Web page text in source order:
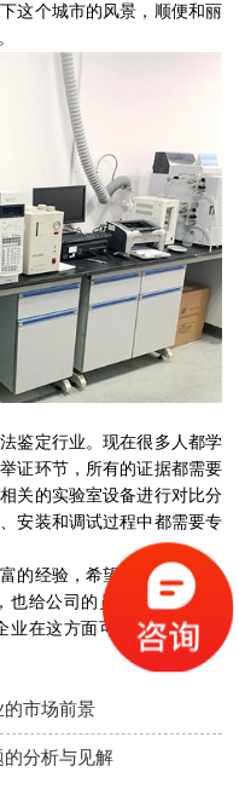
这个城市的风景，顺便和丽
鉴定行业。现在很多人都学
证环节，所有的证据都需要
关的实验室设备进行对比分
安装和调试过程中都需要专
的经验，希望能在这个领域
给公司的员工带来一些利
在这方面可以相互交流经
市场前景
分析与见解